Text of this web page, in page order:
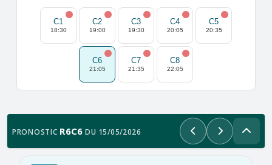
C1
18:30
C2
19:00
C3
19:30
C4
20:05
C5
20:35
C6
21:05
C7
21:35
C8
22:05
PRONOSTIC R6C6 DU 15/05/2026 PrécédentSuivant